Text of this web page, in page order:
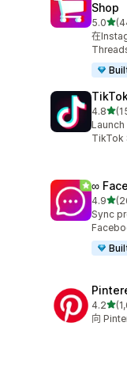
Shop
5.0滿
共有
在
4.8滿
共有
TikTok
∞
4.9滿
共有
Sync
4.2滿
共有
向